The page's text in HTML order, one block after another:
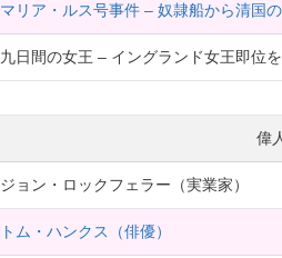
マリア・ルス号事件 – 奴隷船から清国
九日間の女王 – イングランド女王即位
偉
ジョン・ロックフェラー（実業家）
トム・ハンクス（俳優）